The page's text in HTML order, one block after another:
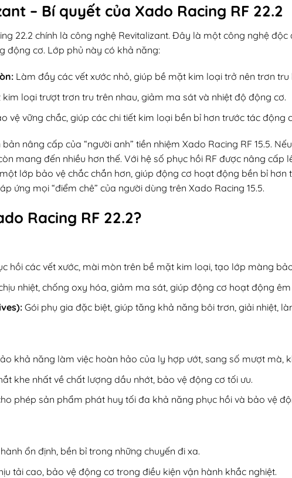
– Bí quyết của Xado Racing RF 22.2
22.2 chính là công nghệ Revitalizant. Đây là một công nghệ
động cơ. Lớp phủ này có khả năng:
Làm đầy các vết xước nhỏ, giúp bề mặt kim loại trở nên trơn tru
kim loại trượt trơn tru trên nhau, giảm ma sát và nhiệt độ động cơ.
vệ vững chắc, giúp các chi tiết kim loại bền bỉ hơn trước tác động
nâng cấp của “người anh” tiền nhiệm Xado Racing RF 15.5.
mang đến nhiều hơn thế. Với hệ số phục hồi RF được nâng cấp
lớp bảo vệ chắc chắn hơn, giúp động cơ hoạt động bền bỉ
ứng mọi “điểm chê” của người dùng trên Xado Racing 15.5.
Racing RF 22.2?
hồi các vết xước, mài mòn trên bề mặt kim loại, tạo lớp màng
nhiệt, chống oxy hóa, giảm ma sát, giúp động cơ hoạt động êm
Gói phụ gia đặc biệt, giúp tăng khả năng bôi trơn, giải nhiệt,
khả năng làm việc hoàn hảo của ly hợp ướt, sang số mượt mà,
khe nhất về chất lượng dầu nhớt, bảo vệ động cơ tối ưu.
phép sản phẩm phát huy tối đa khả năng phục hồi và bảo vệ
ổn định, bền bỉ trong những chuyến đi xa.
tải cao, bảo vệ động cơ trong điều kiện vận hành khắc nghiệt.